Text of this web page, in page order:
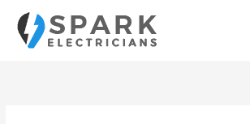
contenido